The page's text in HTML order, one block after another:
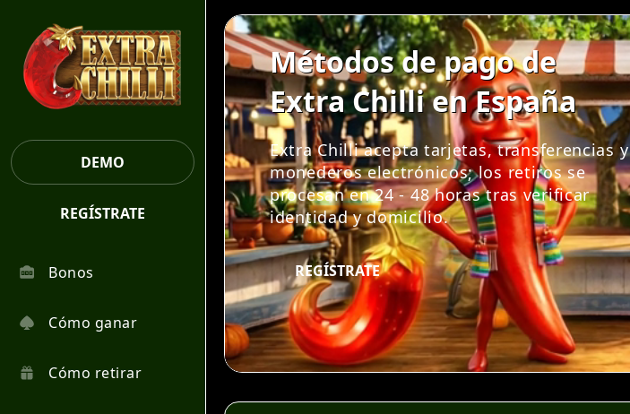
DEMO
REGÍSTRATE
Bonos
Cómo ganar
Cómo retirar
Métodos de pago de
Extra Chilli en España
Extra Chilli acepta tarjetas, transferencias y
monederos electrónicos; los retiros se
procesan en 24 - 48 horas tras verificar
identidad y domicilio.
REGÍSTRATE